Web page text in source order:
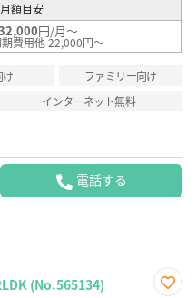
月額目安
円/月～
費用他 22,000円～
け
ファミリー向け
インターネット無料
電話する
(No.565134)